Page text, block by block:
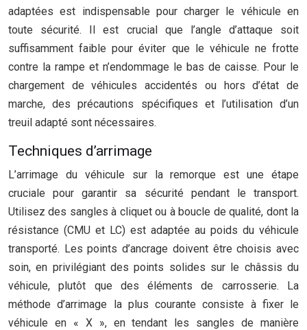
adaptées est indispensable pour charger le véhicule en
toute sécurité. Il est crucial que l’angle d’attaque soit
suffisamment faible pour éviter que le véhicule ne frotte
contre la rampe et n’endommage le bas de caisse. Pour le
chargement de véhicules accidentés ou hors d’état de
marche, des précautions spécifiques et l’utilisation d’un
treuil adapté sont nécessaires.
Techniques d’arrimage
L’arrimage du véhicule sur la remorque est une étape
cruciale pour garantir sa sécurité pendant le transport.
Utilisez des sangles à cliquet ou à boucle de qualité, dont la
résistance (CMU et LC) est adaptée au poids du véhicule
transporté. Les points d’ancrage doivent être choisis avec
soin, en privilégiant des points solides sur le châssis du
véhicule, plutôt que des éléments de carrosserie. La
méthode d’arrimage la plus courante consiste à fixer le
véhicule en « X », en tendant les sangles de manière